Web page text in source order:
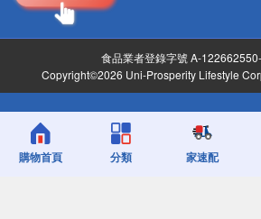
食品業者登錄字號 A-
Copyright©2026 Uni-Prosperity Lifestyle
購物首頁 分類 家速配